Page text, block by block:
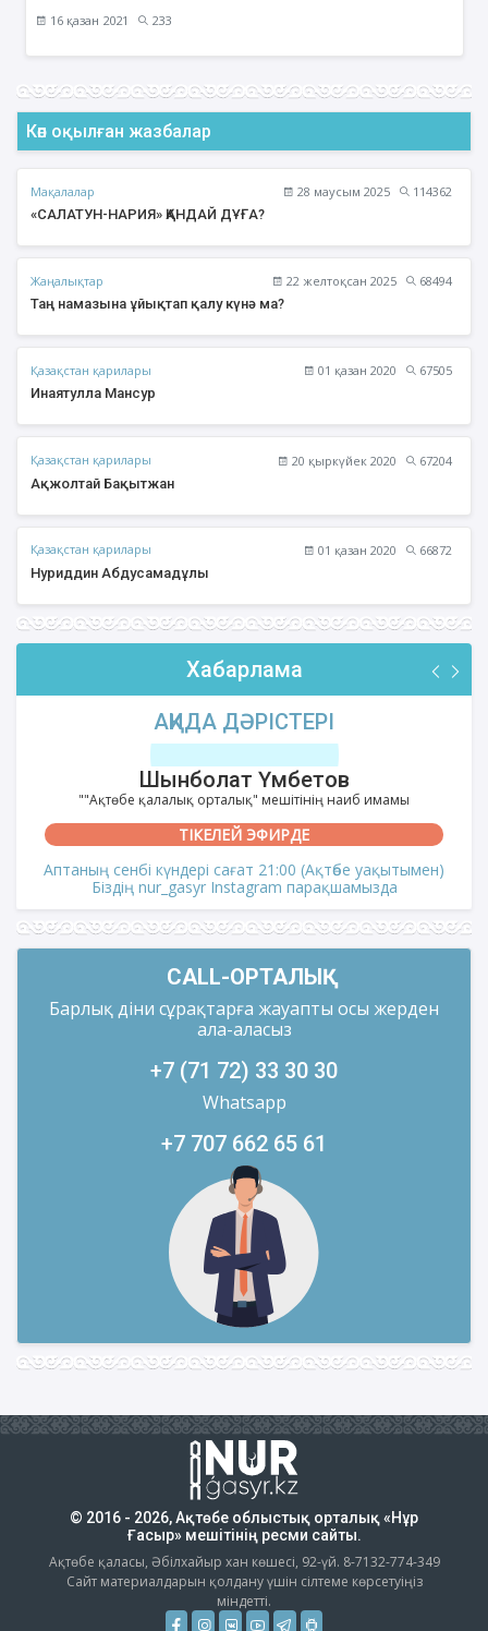
16 қазан 2021 233
Көп оқылған жазбалар
Мақалалар 28 маусым 2025
114362
«САЛАТУН-НАРИЯ» ҚАНДАЙ ДҰҒА?
Жаңалықтар 22 желтоқсан 2025
68494
Таң намазына ұйықтап қалу күнә ма?
Қазақстан қарилары 01 қазан 2020
67505
Инаятулла Мансур
Қазақстан қарилары 20 қыркүйек 2020
67204
Ақжолтай Бақытжан
Қазақстан қарилары 01 қазан 2020
66872
Нуриддин Абдусамадұлы
Хабарлама
АҚИДА ДӘРІСТЕРІ
Шынболат Үмбетов
""Ақтөбе қалалық орталық" мешітінің наиб имамы
ТІКЕЛЕЙ ЭФИРДЕ
Аптаның сенбі күндері сағат 21:00 (Ақтөбе уақытымен)
Біздің nur_gasyr Instagram парақшамызда
CALL-ОРТАЛЫҚ
Барлық діни сұрақтарға жауапты осы жерден
ала-аласыз
+7 (71 72) 33 30 30
Whatsapp
+7 707 662 65 61
© 2016 - 2026, Ақтөбе облыстық орталық «Нұр
Ғасыр» мешітінің ресми сайты.
Ақтөбе қаласы, Әбілхайыр хан көшесі, 92-үй. 8-7132-774-349
Сайт материалдарын қолдану үшін сілтеме көрсетуіңіз
міндетті.